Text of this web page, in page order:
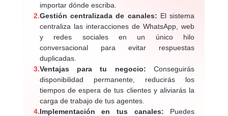
importar dónde escriba.
2.Gestión centralizada de canales: El sistema
centraliza las interacciones de WhatsApp, web
y redes sociales en un único hilo
conversacional para evitar respuestas
duplicadas.
3.Ventajas para tu negocio: Conseguirás
disponibilidad permanente, reducirás los
tiempos de espera de tus clientes y aliviarás la
carga de trabajo de tus agentes.
4.Implementación en tus canales: Puedes